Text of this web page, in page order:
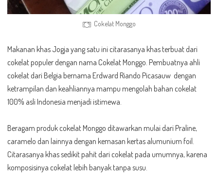
Cokelat Monggo
Makanan khas Jogja yang satu ini citarasanya khas terbuat dari
cokelat populer dengan nama Cokelat Monggo. Pembuatnya ahli
cokelat dari Belgia bernama Erdward Riando Picasauw dengan
ketrampilan dan keahliannya mampu mengolah bahan cokelat
100% asli Indonesia menjadi istimewa.
Beragam produk cokelat Monggo ditawarkan mulai dari Praline,
caramelo dan lainnya dengan kemasan kertas alumunium foil.
Citarasanya khas sedikit pahit dari cokelat pada umumnya, karena
komposisinya cokelat lebih banyak tanpa susu.